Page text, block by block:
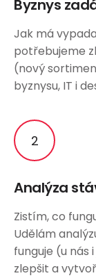
Byznys
Jak má
potřebujeme
(nový
byznysu, IT i
Analýza
Zistím, co
Udělám
funguje (u nás
zlepšit a